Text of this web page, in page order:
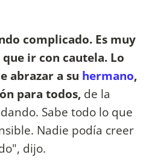
complicado. Es muy
ir con cautela. Lo
abrazar a su hermano,
para todos, de la
Sabe todo lo que
Nadie podía creer
dijo.